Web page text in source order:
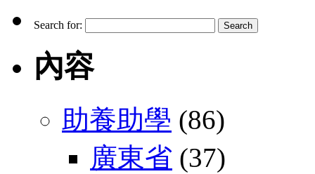
Search for:
內容
助養助學 (86)
廣東省 (37)